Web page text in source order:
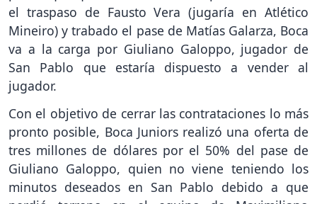
el traspaso de Fausto Vera (jugaría en Atlético
Mineiro) y trabado el pase de Matías Galarza, Boca
va a la carga por Giuliano Galoppo, jugador de
San Pablo que estaría dispuesto a vender al
jugador.
Con el objetivo de cerrar las contrataciones lo más
pronto posible, Boca Juniors realizó una oferta de
tres millones de dólares por el 50% del pase de
Giuliano Galoppo, quien no viene teniendo los
minutos deseados en San Pablo debido a que